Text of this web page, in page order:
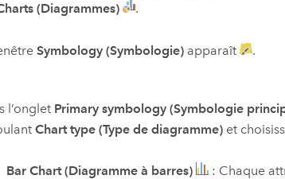
(Diagrammes) .
Symbology (Symbologie) apparaît .
l’onglet Primary symbology (Symbologie
Chart type (Type de diagramme) et
Bar Chart (Diagramme à barres)
: Chaque